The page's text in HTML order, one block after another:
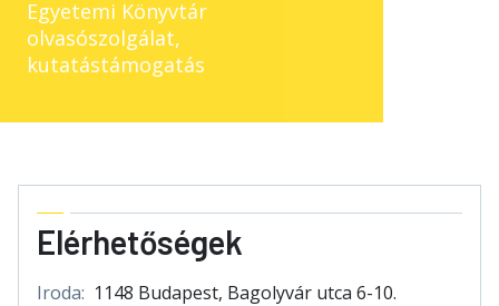
Egyetemi Könyvtár
olvasószolgálat,
kutatástámogatás
Elérhetőségek
Iroda: 1148 Budapest, Bagolyvár utca 6-10.